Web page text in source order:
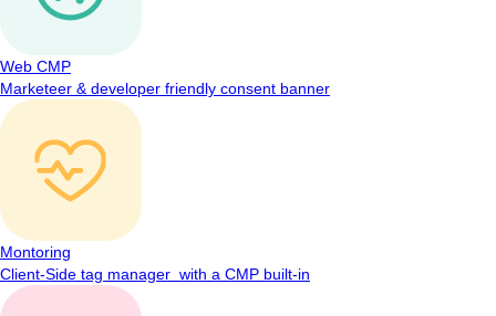
Web CMP
Marketeer & developer friendly consent banner
Montoring
Client-Side tag manager with a CMP built-in